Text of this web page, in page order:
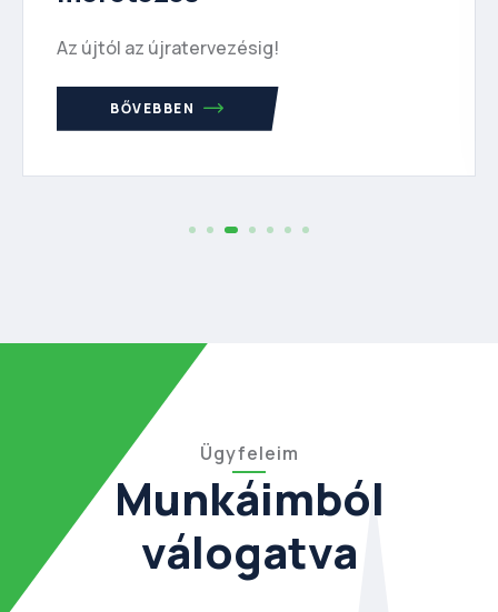
Az újtól az újratervezésig!
BŐVEBBEN
Ügyfeleim
Munkáimból
válogatva